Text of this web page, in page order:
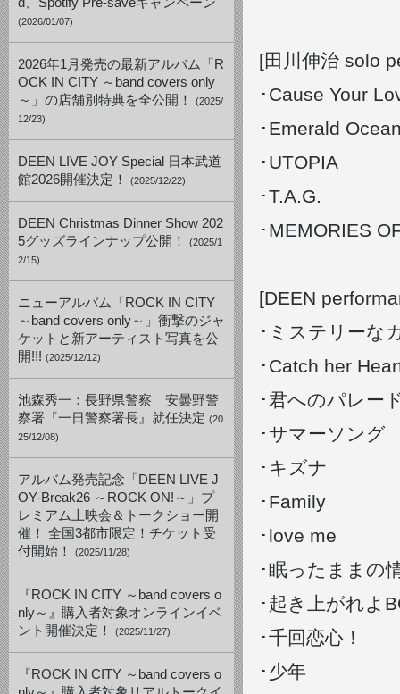
(2026/01/07)
2026年1月発売の最新アルバム「R
OCK IN CITY ～band covers only
～」の店舗別特典を全公開！
(2025/
12/23)
DEEN LIVE JOY Special 日本武道
館2026開催決定！
(2025/12/22)
DEEN Christmas Dinner Show 202
5グッズラインナップ公開！
(2025/1
2/15)
ニューアルバム「ROCK IN CITY
～band covers only～」衝撃のジャ
ケットと新アーティスト写真を公
開!!! (2025/12/12)
池森秀一：長野県警察 安曇野警
察署『一日警察署長』就任決定 (20
25/12/08)
アルバム発売記念「DEEN LIVE J
OY-Break26 ～ROCK ON!～」プ
レミアム上映会＆トークショー開
催！ 全国3都市限定！チケット受
付開始！
(2025/11/28)
『ROCK IN CITY ～band covers o
nly～』購入者対象オンラインイベ
ント開催決定！
(2025/11/27)
『ROCK IN CITY ～band covers o
[田川伸治 solo
･Cause Your
･Emerald
･UTOPIA
･T.A.G.
･MEMORIES
[DEEN
･ミステリーな
･Catch her
･君へのパレー
･サマーソング
･キズナ
･Family
･love me
･眠ったままの
･起き上がれよ
･千回恋心！
･少年